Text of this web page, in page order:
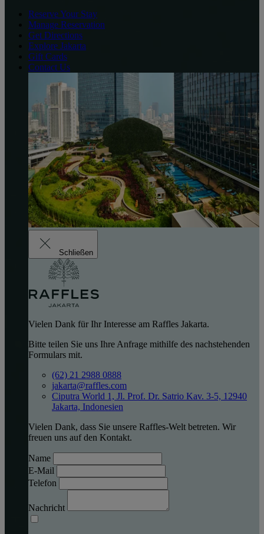
Reserve Your Stay
Manage Reservation
Get Directions
Explore Jakarta
Gift Cards
Contact Us
Schließen
Vielen Dank für Ihr Interesse am Raffles Jakarta.
Bitte teilen Sie uns Ihre Anfrage mithilfe des nachstehenden
Formulars mit.
(62) 21 2988 0888
jakarta@raffles.com
Ciputra World 1, Jl. Prof. Dr. Satrio Kav. 3-5, 12940
Jakarta, Indonesien
Vielen Dank, dass Sie unsere Raffles-Welt betreten. Wir
freuen uns auf den Kontakt.
Name
E-Mail
Telefon
Nachricht